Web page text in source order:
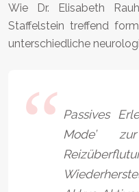
Wie Dr. Elisabeth
Staffelstein treffend
unterschiedliche
Passives
Mode’